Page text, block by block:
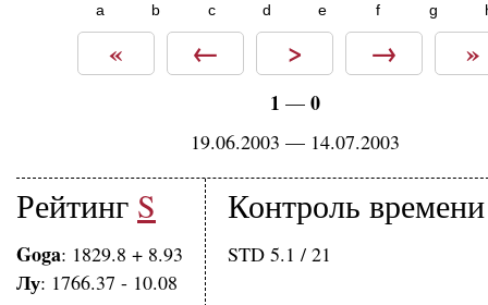
a b c d e f g
« ← > → »
1 — 0
19.06.2003 — 14.07.2003
Рейтинг S
Goga: 1829.8 + 8.93
Лу: 1766.37 - 10.08
Контроль времени
STD 5.1 / 21